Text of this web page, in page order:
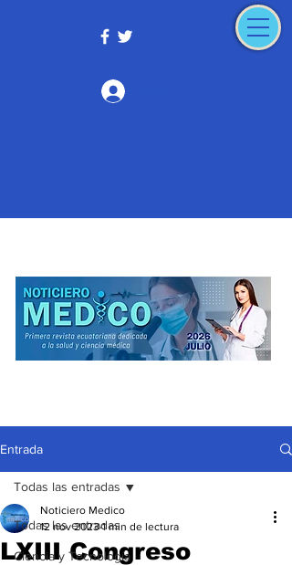
Entrada
Todas las entradas
Ciencia y Tecnología
Todas las entradas
LXIII Congreso
Noticiero Medico
12 nov 2023 1 min de lectura